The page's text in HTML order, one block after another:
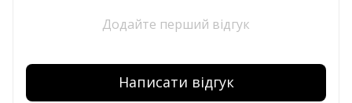
Додайте перший відгук
Написати відгук